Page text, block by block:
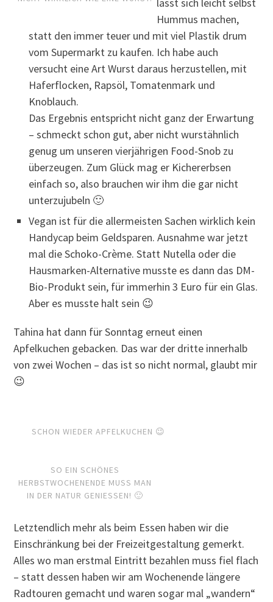
Hummus machen,
statt den immer teuer und mit viel Plastik drum
vom Supermarkt zu kaufen. Ich habe auch
versucht eine Art Wurst daraus herzustellen, mit
Haferflocken, Rapsöl, Tomatenmark und
Knoblauch.
Das Ergebnis entspricht nicht ganz der Erwartung
– schmeckt schon gut, aber nicht wurstähnlich
genug um unseren vierjährigen Food-Snob zu
überzeugen. Zum Glück mag er Kichererbsen
einfach so, also brauchen wir ihm die gar nicht
unterzujubeln 🙂
Vegan ist für die allermeisten Sachen wirklich kein
Handycap beim Geldsparen. Ausnahme war jetzt
mal die Schoko-Crème. Statt Nutella oder die
Hausmarken-Alternative musste es dann das DM-
Bio-Produkt sein, für immerhin 3 Euro für ein Glas.
Aber es musste halt sein 😉
Tahina hat dann für Sonntag erneut einen
Apfelkuchen gebacken. Das war der dritte innerhalb
von zwei Wochen – das ist so nicht normal, glaubt mir
😉
SCHON WIEDER APFELKUCHEN 😉
SO EIN SCHÖNES
HERBSTWOCHENENDE MUSS MAN
IN DER NATUR GENIESSEN! 🙂
Letztendlich mehr als beim Essen haben wir die
Einschränkung bei der Freizeitgestaltung gemerkt.
Alles wo man erstmal Eintritt bezahlen muss fiel flach
– statt dessen haben wir am Wochenende längere
Radtouren gemacht und waren sogar mal „wandern“